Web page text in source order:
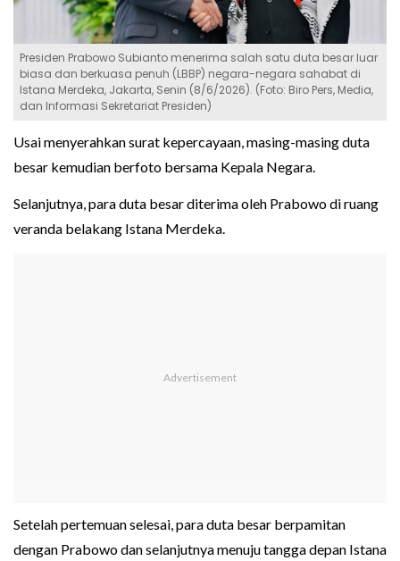
Presiden Prabowo Subianto menerima salah satu duta besar luar
biasa dan berkuasa penuh (LBBP) negara-negara sahabat di
Istana Merdeka, Jakarta, Senin (8/6/2026). (Foto: Biro Pers, Media,
dan Informasi Sekretariat Presiden)
Usai menyerahkan surat kepercayaan, masing-masing duta
besar kemudian berfoto bersama Kepala Negara.
Selanjutnya, para duta besar diterima oleh Prabowo di ruang
veranda belakang Istana Merdeka.
Setelah pertemuan selesai, para duta besar berpamitan
dengan Prabowo dan selanjutnya menuju tangga depan Istana